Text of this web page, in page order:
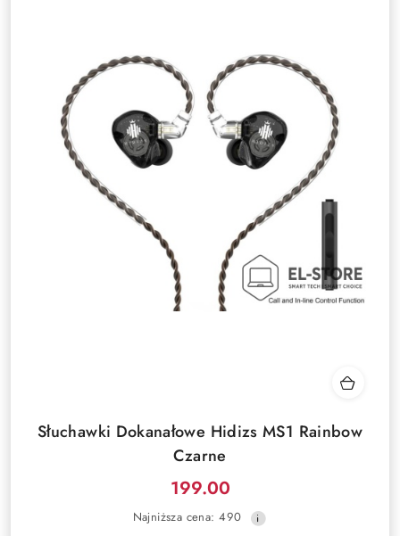
Słuchawki Dokanałowe Hidizs MS1 Rainbow
Czarne
Cena
promocyjna:
199.00
Najniższa
Najniższa cena: 490